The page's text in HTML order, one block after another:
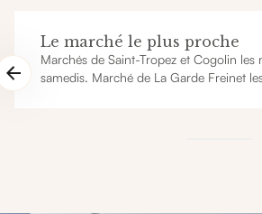
Le marché le plus proche
Marchés de Saint-Tropez et Cogolin les
samedis. Marché de La Garde Freinet